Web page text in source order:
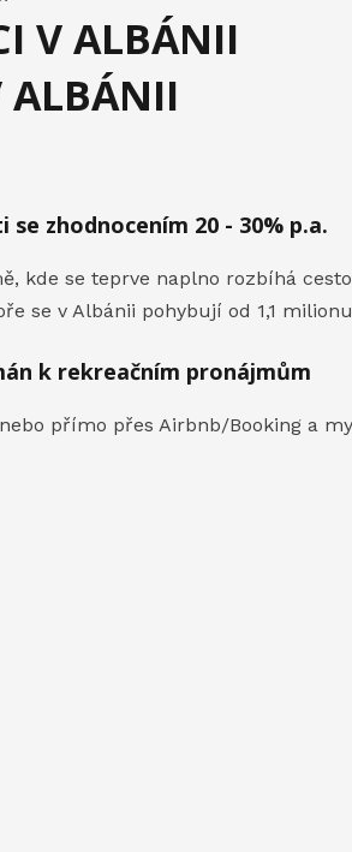
V ALBÁNII
ALBÁNII
zhodnocením 20 - 30% p.a.
kde se teprve naplno rozbíhá
se v Albánii pohybují od 1,1
k rekreačním pronájmům
přímo přes Airbnb/Booking a